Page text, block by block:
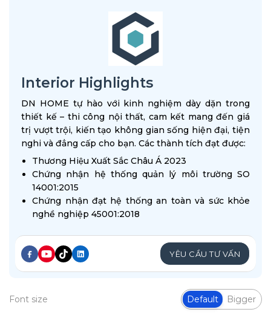
Interior Highlights
DN HOME tự hào với kinh nghiệm dày dặn trong
thiết kế – thi công nội thất, cam kết mang đến giá
trị vượt trội, kiến tạo không gian sống hiện đại, tiện
nghi và đẳng cấp cho bạn. Các thành tích đạt được:
Thương Hiệu Xuất Sắc Châu Á 2023
Chứng nhận hệ thống quản lý môi trường SO
14001:2015
Chứng nhận đạt hệ thống an toàn và sức khỏe
nghề nghiệp 45001:2018
YÊU CẦU TƯ VẤN
Font size Default Bigger